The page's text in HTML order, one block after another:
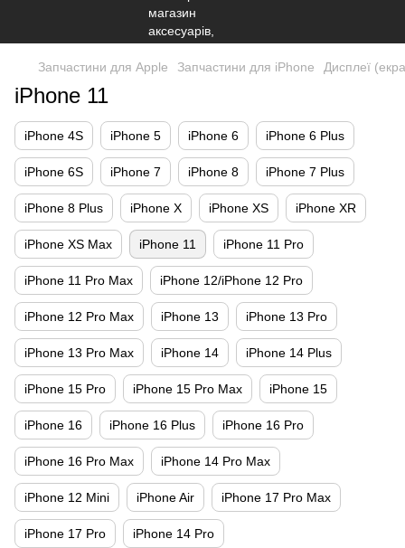
Запчастини для Apple Запчастини для iPhone Дисплеї
iPhone 11
iPhone 4S iPhone 5 iPhone 6 iPhone 6 Plus
iPhone 6S iPhone 7 iPhone 8 iPhone 7 Plus
iPhone 8 Plus iPhone X iPhone XS iPhone XR
iPhone XS Max iPhone 11 iPhone 11 Pro
iPhone 11 Pro Max iPhone 12/iPhone 12 Pro
iPhone 12 Pro Max iPhone 13 iPhone 13 Pro
iPhone 13 Pro Max iPhone 14 iPhone 14 Plus
iPhone 15 Pro iPhone 15 Pro Max iPhone 15
iPhone 16 iPhone 16 Plus iPhone 16 Pro
iPhone 16 Pro Max iPhone 14 Pro Max
iPhone 12 Mini iPhone Air iPhone 17 Pro Max
iPhone 17 Pro iPhone 14 Pro